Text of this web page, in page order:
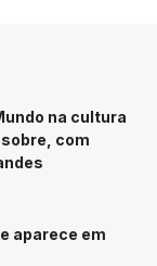
na cultura
com
aparece em